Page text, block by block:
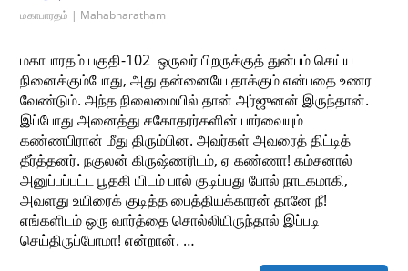
மகாபாரதம் | Mahabharatham
மகாபாரதம் பகுதி-102 ​ ஒருவர் பிறருக்குத் துன்பம் செய்ய
நினைக்கும்போது, அது தன்னையே தாக்கும் என்பதை உணர
வேண்டும். அந்த நிலைமையில் தான் அர்ஜுனன் இருந்தான்.
இப்போது அனைத்து சகோதரர்களின் பார்வையும்
கண்ணபிரான் மீது திரும்பின. அவர்கள் அவரைத் திட்டித்
தீர்த்தனர். நகுலன் கிருஷ்ணரிடம், ஏ கண்ணா! கம்சனால்
அனுப்பப்பட்ட பூதகி யிடம் பால் குடிப்பது போல் நாடகமாகி,
அவளது உயிரைக் குடித்த பைத்தியக்காரன் தானே நீ!
எங்களிடம் ஒரு வார்த்தை சொல்லியிருந்தால் இப்படி
செய்திருப்போமா! என்றான். …